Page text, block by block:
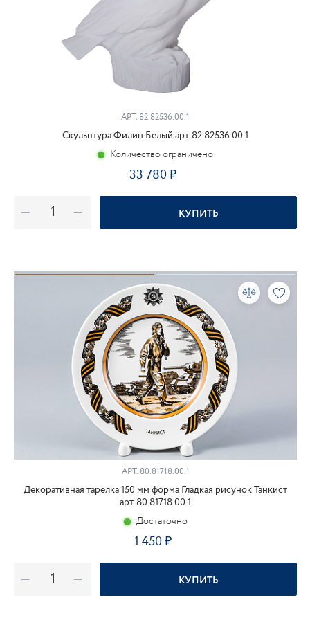
АРТ. 82.82536.00.1
Скульптура Филин Белый арт. 82.82536.00.1
Количество ограничено
33 780
КУПИТЬ
АРТ.80.81718.00.1
Декоративная тарелка 150 мм форма Гладкая рисунок Танкист
арт. 80.81718.00.1
Достаточно
1 450
КУПИТЬ